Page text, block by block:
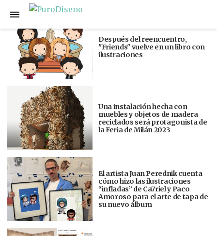
Anterior
Después del reencuentro,
"Friends" vuelve en un libro con
ilustraciones
Una instalación hecha con
muebles y objetos de madera
reciclados será protagonista de
la Feria de Milán 2023
El artista Juan Perednik cuenta
cómo hizo las ilustraciones
“infladas” de Ca7riel y Paco
Amoroso para el arte de tapa de
su nuevo álbum
Siguiente